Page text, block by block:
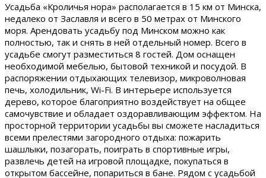
Усадьба «Кроличья нора» располагается в 15 км от Минска,
недалеко от Заславля и всего в 50 метрах от Минского
моря. Арендовать усадьбу под Минском можно как
полностью, так и снять в ней отдельный номер. Всего в
усадьбе смогут разместиться 8 гостей. Дом оснащен
необходимой мебелью, бытовой техникой и посудой. В
распоряжении отдыхающих телевизор, микроволновая
печь, холодильник, Wi-Fi. В интерьере используется
дерево, которое благоприятно воздействует на общее
самочувствие и обладает оздоравливающим эффектом. На
просторной территории усадьбы вы сможете насладиться
всеми прелестями загородного отдыха: пожарить
шашлыки, позагорать, поиграть в спортивные игры,
развлечь детей на игровой площадке, покупаться в
открытом бассейне, попариться в бане. Рядом с усадьбой